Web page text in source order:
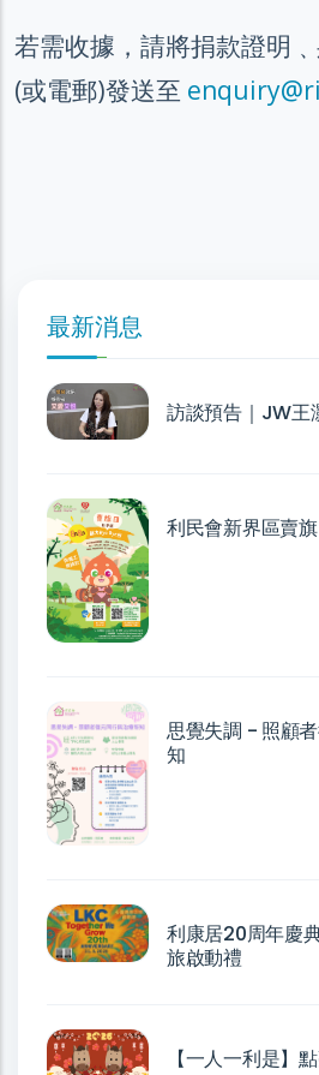
若需收據，請將捐款證明
(或電郵)發送至
最新消息
訪談預告｜JW王
利民會新界區賣
思覺失調 - 照顧
知
利康居20周年慶
旅啟動禮
【一人一利是】